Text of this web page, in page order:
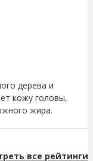
дерева и
кожу головы,
жира.
все рейтинги